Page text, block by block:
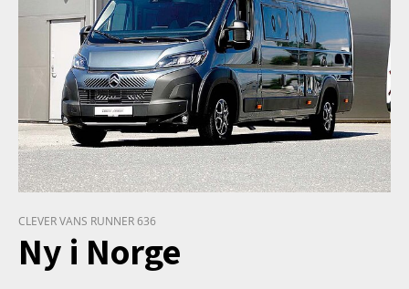
CLEVER VANS RUNNER 636
Ny i Norge